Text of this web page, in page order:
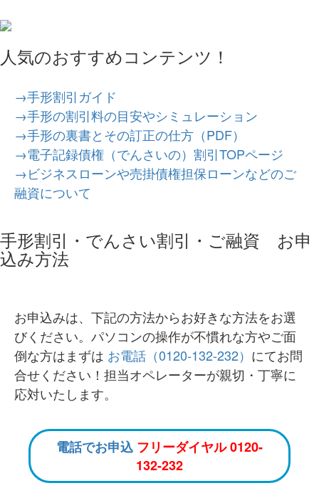
人気のおすすめコンテンツ！
→手形割引ガイド
→手形の割引料の目安やシミュレーション
→手形の裏書とその訂正の仕方（PDF）
→電子記録債権（でんさいの）割引TOPページ
→ビジネスローンや売掛債権担保ローンなどのご
融資について
手形割引・でんさい割引・ご融資 お申
込み方法
お申込みは、下記の方法からお好きな方法をお選
びください。パソコンの操作が不慣れな方やご面
倒な方はまずは お電話（0120-132-232） にてお問
合せください！担当オペレーターが親切・丁寧に
応対いたします。
電話でお申込 フリーダイヤル 0120-
132-232